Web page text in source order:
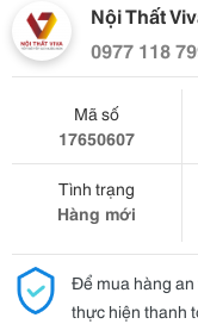
Nội Thất
0977 118
Mã số
17650607
Tình trạng
Hàng mới
Để mua hàng
thực hiện thanh